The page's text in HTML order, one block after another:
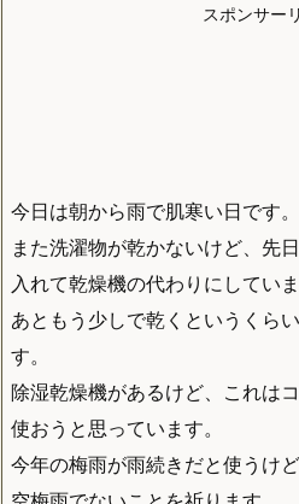
スポンサー
今日は朝から雨で肌寒い日です。
また洗濯物が乾かないけど、先
入れて乾燥機の代わりにしていま
あともう少しで乾くというくら
す。
除湿乾燥機があるけど、これは
使おうと思っています。
今年の梅雨が雨続きだと使うけ